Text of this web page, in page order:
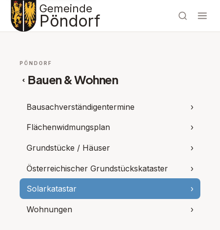
Gemeinde
Pöndorf
PÖNDORF
‹ Bauen & Wohnen
Bausachverständigentermine ›
Flächenwidmungsplan ›
Grundstücke / Häuser ›
Österreichischer Grundstückskataster ›
Solarkatastar ›
Wohnungen ›